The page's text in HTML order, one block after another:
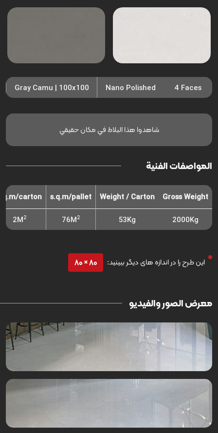
4 Faces
Nano Polished
Gray Camu | 100x100
شاهدوا هذا البلاط في مكان حقيقي
المواصفات الفنية
Gross Weight
Weight / Carton
s.q.m/pallet
carton
2000Kg
53Kg
76M2
2M2
این طرح را در اندازه های دیگر ببینید: 80 × 80
معرض الصور والفيديو